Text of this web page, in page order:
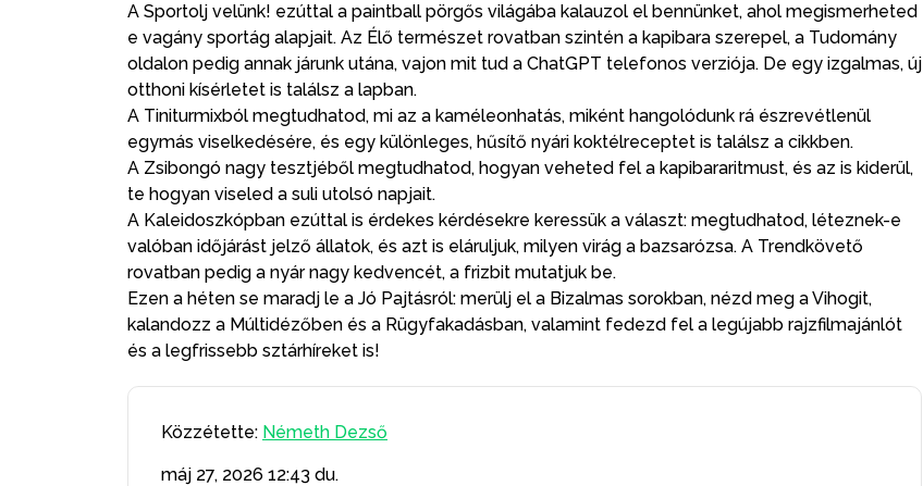
A Sportolj velünk! ezúttal a paintball pörgős világába kalauzol el bennünket, ahol megismerheted
e vagány sportág alapjait. Az Élő természet rovatban szintén a kapibara szerepel, a Tudomány
oldalon pedig annak járunk utána, vajon mit tud a ChatGPT telefonos verziója. De egy izgalmas, új
otthoni kísérletet is találsz a lapban.
A Tiniturmixból megtudhatod, mi az a kaméleonhatás, miként hangolódunk rá észrevétlenül
egymás viselkedésére, és egy különleges, hűsítő nyári koktélreceptet is találsz a cikkben.
A Zsibongó nagy tesztjéből megtudhatod, hogyan veheted fel a kapibararitmust, és az is kiderül,
te hogyan viseled a suli utolsó napjait.
A Kaleidoszkópban ezúttal is érdekes kérdésekre keressük a választ: megtudhatod, léteznek-e
valóban időjárást jelző állatok, és azt is eláruljuk, milyen virág a bazsarózsa. A Trendkövető
rovatban pedig a nyár nagy kedvencét, a frizbit mutatjuk be.
Ezen a héten se maradj le a Jó Pajtásról: merülj el a Bizalmas sorokban, nézd meg a Vihogit,
kalandozz a Múltidézőben és a Rügyfakadásban, valamint fedezd fel a legújabb rajzfilmajánlót
és a legfrissebb sztárhíreket is!
Közzétette: Németh Dezső
máj 27, 2026 12:43 du.